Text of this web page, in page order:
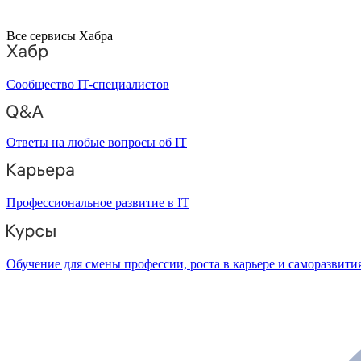
Все сервисы Хабра
Сообщество IT-специалистов
Ответы на любые вопросы об IT
Профессиональное развитие в IT
Обучение для смены профессии, роста в карьере и